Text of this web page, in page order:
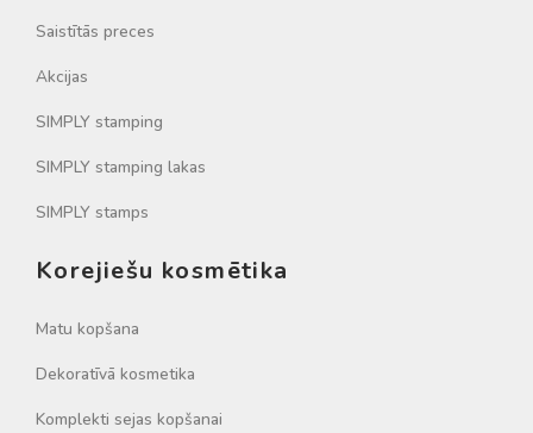
Saistītās preces
Akcijas
SIMPLY stamping
SIMPLY stamping lakas
SIMPLY stamps
Korejiešu kosmētika
Matu kopšana
Dekoratīvā kosmetika
Komplekti sejas kopšanai